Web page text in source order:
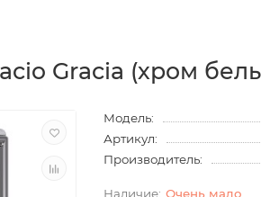
Gracia (хром
Модель:
Артикул:
Производитель:
Очень мало